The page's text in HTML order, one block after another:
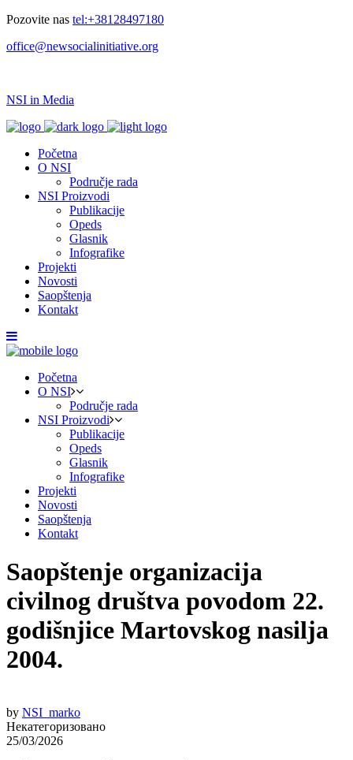
Pozovite nas tel:+38128497180
office@newsocialinitiative.org
NSI in Media
Početna
O NSI
Područje rada
NSI Proizvodi
Publikacije
Opeds
Glasnik
Infografike
Projekti
Novosti
Saopštenja
Kontakt
Početna
O NSI
Područje rada
NSI Proizvodi
Publikacije
Opeds
Glasnik
Infografike
Projekti
Novosti
Saopštenja
Kontakt
Saopštenje organizacija
civilnog društva povodom 22.
godišnjice Martovskog nasilja
2004.
by NSI_marko
Некатегоризовано
25/03/2026